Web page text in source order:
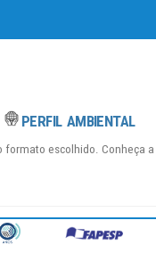
formato escolhido. Conheça a